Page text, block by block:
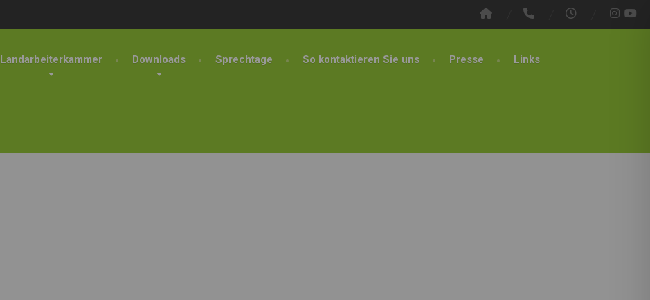
Landarbeiterkammer Downloads Sprechtage So kontaktieren Sie uns Presse Links